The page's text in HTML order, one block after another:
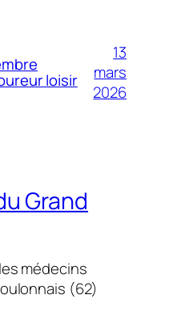
loisir
13
mars
2026
Grand
médecins
(62)